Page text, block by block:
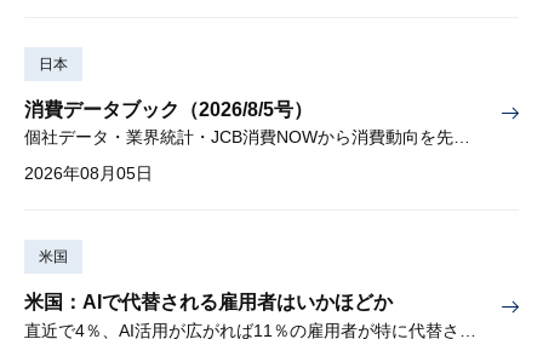
日本
消費データブック（2026/8/5号）
個社データ・業界統計・JCB消費NOWから消費動向を先取り
2026年08月05日
米国
米国：AIで代替される雇用者はいかほどか